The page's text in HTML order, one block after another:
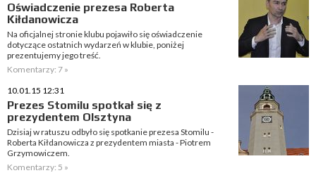
Oświadczenie prezesa Roberta
Kiłdanowicza
Na oficjalnej stronie klubu pojawiło się oświadczenie
dotyczące ostatnich wydarzeń w klubie, poniżej
prezentujemy jego treść.
Komentarzy: 7 »
10.01.15 12:31
Prezes Stomilu spotkał się z
prezydentem Olsztyna
Dzisiaj w ratuszu odbyło się spotkanie prezesa Stomilu -
Roberta Kiłdanowicza z prezydentem miasta - Piotrem
Grzymowiczem.
Komentarzy: 5 »